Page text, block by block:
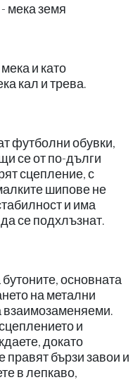
мека земя
и като
кал и трева.
футболни обувки,
се от по-дълги
сцепление, с
шипове не
и има
се подхлъзнат.
основната
на метални
взаимозаменяеми.
и
докато
правят бързи завои и
в лепкаво,